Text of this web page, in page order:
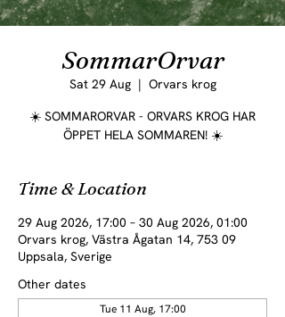
SommarOrvar
Sat 29 Aug
  |
Orvars krog
☀️ SOMMARORVAR - ORVARS KROG HAR
ÖPPET HELA SOMMAREN! ☀️
Time & Location
29 Aug 2026, 17:00 – 30 Aug 2026, 01:00
Orvars krog, Västra Ågatan 14, 753 09
Uppsala, Sverige
Other dates
Tue 11 Aug, 17:00